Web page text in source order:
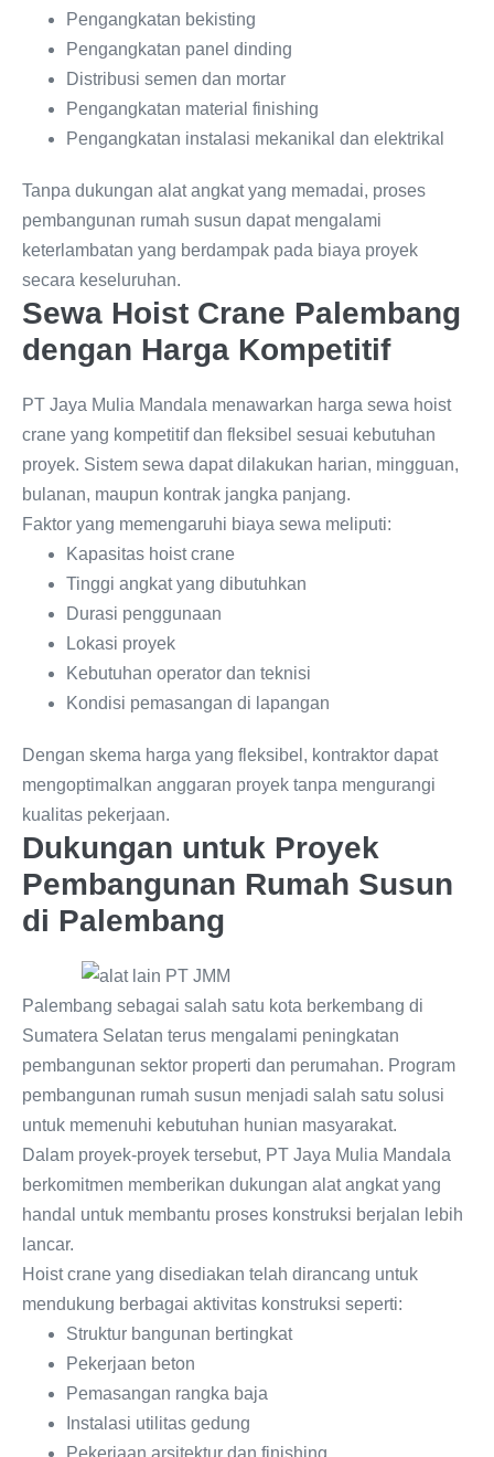
Pengangkatan bekisting
Pengangkatan panel dinding
Distribusi semen dan mortar
Pengangkatan material finishing
Pengangkatan instalasi mekanikal dan elektrikal
Tanpa dukungan alat angkat yang memadai, proses
pembangunan rumah susun dapat mengalami
keterlambatan yang berdampak pada biaya proyek
secara keseluruhan.
Sewa Hoist Crane Palembang
dengan Harga Kompetitif
PT Jaya Mulia Mandala menawarkan harga sewa hoist
crane yang kompetitif dan fleksibel sesuai kebutuhan
proyek. Sistem sewa dapat dilakukan harian, mingguan,
bulanan, maupun kontrak jangka panjang.
Faktor yang memengaruhi biaya sewa meliputi:
Kapasitas hoist crane
Tinggi angkat yang dibutuhkan
Durasi penggunaan
Lokasi proyek
Kebutuhan operator dan teknisi
Kondisi pemasangan di lapangan
Dengan skema harga yang fleksibel, kontraktor dapat
mengoptimalkan anggaran proyek tanpa mengurangi
kualitas pekerjaan.
Dukungan untuk Proyek
Pembangunan Rumah Susun
di Palembang
Palembang sebagai salah satu kota berkembang di
Sumatera Selatan terus mengalami peningkatan
pembangunan sektor properti dan perumahan. Program
pembangunan rumah susun menjadi salah satu solusi
untuk memenuhi kebutuhan hunian masyarakat.
Dalam proyek-proyek tersebut, PT Jaya Mulia Mandala
berkomitmen memberikan dukungan alat angkat yang
handal untuk membantu proses konstruksi berjalan lebih
lancar.
Hoist crane yang disediakan telah dirancang untuk
mendukung berbagai aktivitas konstruksi seperti:
Struktur bangunan bertingkat
Pekerjaan beton
Pemasangan rangka baja
Instalasi utilitas gedung
Pekerjaan arsitektur dan finishing